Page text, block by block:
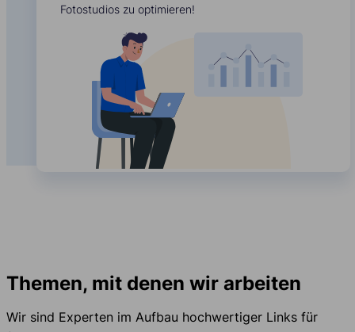
Fotostudios zu optimieren!
Themen, mit denen wir arbeiten
Wir sind Experten im Aufbau hochwertiger Links für